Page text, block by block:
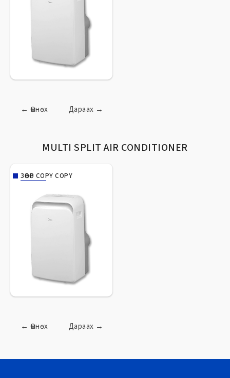
← Өмнөх Дараах →
MULTI SPLIT AIR CONDITIONER
ЗӨӨВӨР COPY COPY
← Өмнөх Дараах →